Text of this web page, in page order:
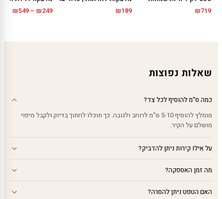
₪719
₪189
₪249
–
₪549
שאלות נפוצות
כמה ס"מ להוסיף לכל צד?
מומלץ להוסיף 5-10 ס"מ לרוחב ולגובה. כך תוכלו לחתוך בדיוק ולקבל מיפוי
מושלם על הקיר.
על אילו קירות ניתן להדביק?
מה זמן האספקה?
האם הטפט ניתן להסרה?